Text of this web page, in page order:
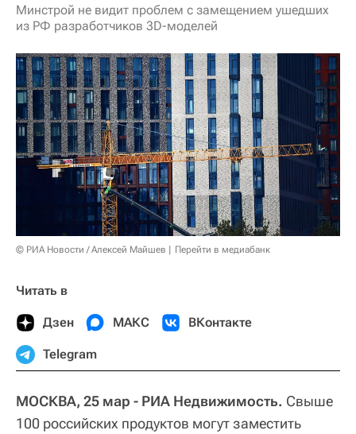
Минстрой не видит проблем с замещением ушедших
из РФ разработчиков 3D-моделей
© РИА Новости / Алексей Майшев Перейти в медиабанк
Читать в
Дзен МАКС ВКонтакте
Telegram
МОСКВА, 25 мар - РИА Недвижимость. Свыше
100 российских продуктов могут заместить